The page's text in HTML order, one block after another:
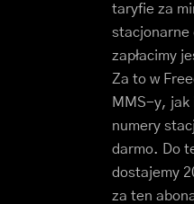
taryfie za
stacjonarne
zapłacimy
Za to w
MMS-y, jak
numery
darmo. Do
dostajemy
za ten